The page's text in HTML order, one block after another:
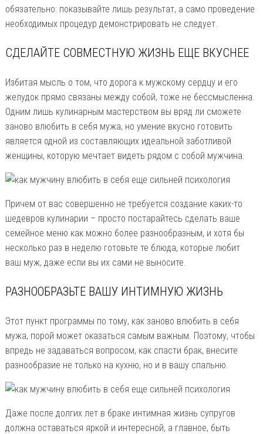
обязательно: показывайте лишь результат, а само проведение
необходимых процедур демонстрировать не следует.
СДЕЛАЙТЕ СОВМЕСТНУЮ ЖИЗНЬ ЕЩЕ ВКУСНЕЕ
Избитая мысль о том, что дорога к мужскому сердцу и его
желудок прямо связаны между собой, тоже не бессмысленна.
Одним лишь кулинарным мастерством вы вряд ли сможете
заново влюбить в себя мужа, но умение вкусно готовить
является одной из составляющих идеальной заботливой
женщины, которую мечтает видеть рядом с собой мужчина.
Причем от вас совершенно не требуется создание каких-то
шедевров кулинарии – просто постарайтесь сделать ваше
семейное меню как можно более разнообразным, и хотя бы
несколько раз в неделю готовьте те блюда, которые любит
ваш муж, даже если вы их сами не выносите.
РАЗНООБРАЗЬТЕ ВАШУ ИНТИМНУЮ ЖИЗНЬ
Этот пункт программы по тому, как заново влюбить в себя
мужа, порой может оказаться самым важным. Поэтому, чтобы
впредь не задаваться вопросом, как спасти брак, внесите
разнообразие не только на кухню, но и в вашу спальню.
Даже после долгих лет в браке интимная жизнь супругов
должна оставаться яркой и интересной, а главное, быть